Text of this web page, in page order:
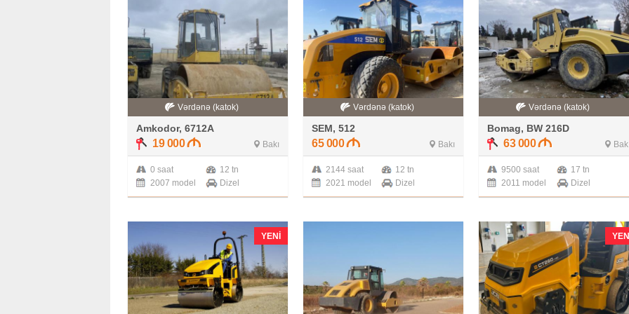
Vərdənə (katok)
Amkodor, 6712A
19 000 Bakı
0 saat
12 tn
2007 model
Dizel
Vərdənə (katok)
SEM, 512
65 000 Bakı
2144 saat
12 tn
2021 model
Dizel
Vərdənə (katok)
Bomag, BW 216D
63 000
9500 saat
17 tn
2011 model
Dizel
YENI